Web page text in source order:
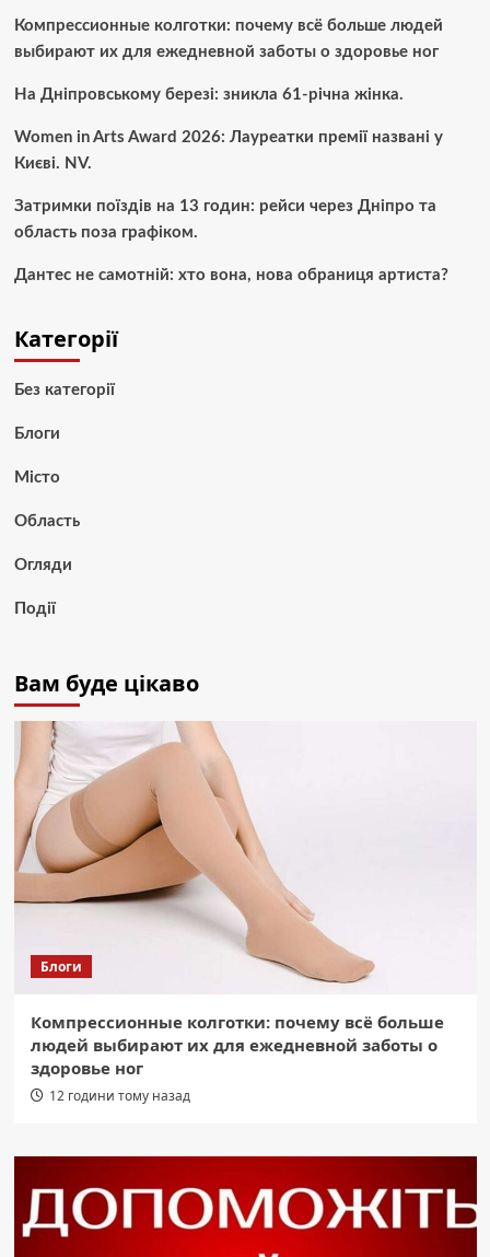
Компрессионные колготки: почему всё больше людей
выбирают их для ежедневной заботы о здоровье ног
На Дніпровському березі: зникла 61-річна жінка.
Women in Arts Award 2026: Лауреатки премії названі у
Києві. NV.
Затримки поїздів на 13 годин: рейси через Дніпро та
область поза графіком.
Дантес не самотній: хто вона, нова обраниця артиста?
Категорії
Без категорії
Блоги
Місто
Область
Огляди
Події
Вам буде цікаво
Блоги
Компрессионные колготки: почему всё больше
людей выбирают их для ежедневной заботы о
здоровье ног
12 години тому назад